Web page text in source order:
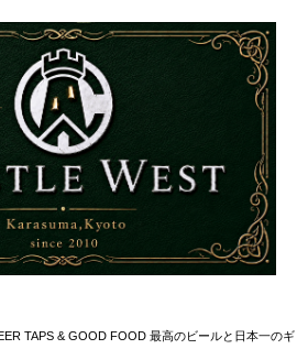
TAPS & GOOD FOOD 最高のビールと日本一のギ